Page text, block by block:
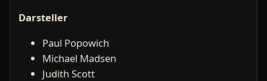
Darsteller
Paul Popowich
Michael Madsen
Judith Scott